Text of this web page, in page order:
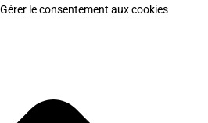
Gérer le consentement aux cookies